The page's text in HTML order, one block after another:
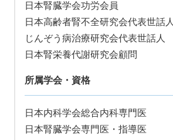
日本腎臓学会功労会員
日本高齢者腎不全研究会代表世話人
じんぞう病治療研究会代表世話人
日本腎栄養代謝研究会顧問
所属学会・資格
日本内科学会総合内科専門医
日本腎臓学会専門医・指導医